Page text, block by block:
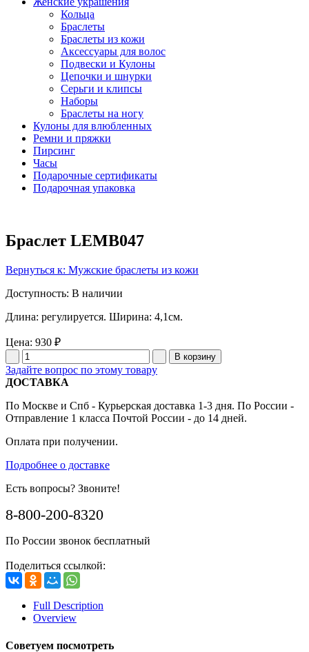
Кольца
Браслеты
Браслеты из кожи
Аксессуары для волос
Подвески и Кулоны
Цепочки и шнурки
Серьги и клипсы
Наборы
Браслеты на ногу
Кулоны для влюбленных
Ремни и пряжки
Пирсинг
Часы
Подарочные сертификаты
Подарочная упаковка
Браслет LEMB047
Вернуться к: Мужские браслеты из кожи
Доступность: В наличии
Длина: регулируется. Ширина: 4,1см.
Цена: 930 ₽
Задайте вопрос по этому товару
ДОСТАВКА
По Москве и Спб - Курьерская доставка 1-3 дня. По России -
Отправление 1 класса Почтой России - до 14 дней.
Оплата при получении.
Подробнее о доставке
Есть вопросы? Звоните!
8-800-200-8320
По России звонок бесплатный
Поделиться ссылкой:
Full Description
Overview
Советуем посмотреть